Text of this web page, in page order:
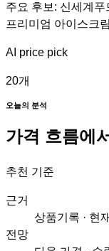
주요 후보: 신세계
프리미엄 아이스크
AI price pick
20개
오늘의 분석
가격 흐름에
추천 기준
근거
상품기록 · 현
전망